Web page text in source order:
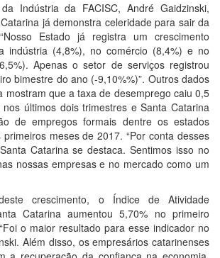
Indústria da FACISC, André Gaidzinski,
já demonstra celeridade para sair da
Estado já registra um crescimento
indústria (4,8%), no comércio (8,4%) e no
Apenas o setor de serviços registrou
bimestre do ano (-9,10%%)”. Outros dados
mostram que a taxa de desemprego caiu 0,5
últimos dois trimestres e Santa Catarina
de empregos formais dentre os estados
meses de 2017. “Por conta desses
Catarina se destaca. Sentimos isso no
nossas empresas e no mercado como um
crescimento, o Índice de Atividade
Catarina aumentou 5,70% no primeiro
o maior resultado para esse indicador no
Além disso, os empresários catarinenses